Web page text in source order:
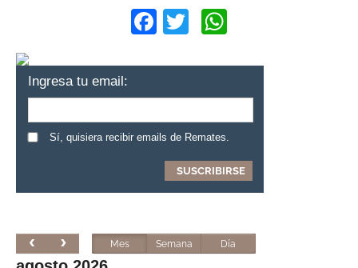
Facebook
Twitter
Ingresa tu email:
Sí, quisiera recibir emails de Remates.
Mes Semana Día